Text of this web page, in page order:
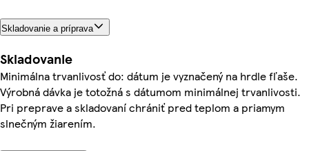
Skladovanie a príprava
Skladovanie
Minimálna trvanlivosť do: dátum je vyznačený na hrdle fľaše.
Výrobná dávka je totožná s dátumom minimálnej trvanlivosti.
Pri preprave a skladovaní chrániť pred teplom a priamym
slnečným žiarením.